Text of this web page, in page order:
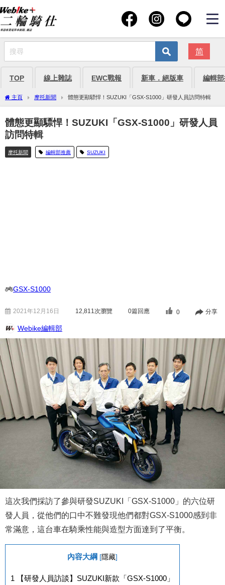
简
TOP 線上雜誌 EWC戰報 新車．絕版車 編輯
主頁 摩托新聞 體態更顯驃悍！SUZUKI「GSX-S1000」研發人員訪問特輯
體態更顯驃悍！SUZUKI「GSX-S1000」研發人員
訪問特輯
摩托新聞 編輯部推薦 SUZUKI
GSX-S1000
2021年12月16日 12,811 次瀏覽 0篇回應 0 分享
Webike編輯部
這次我們採訪了參與研發SUZUKI「GSX-S1000」的六位研
發人員，從他們的口中不難發現他們都對GSX-S1000感到非
常滿意，這台車在騎乘性能與造型方面達到了平衡。
內容大綱 [隱藏]
1 【研發人員訪談】SUZUKI新款「GSX-S1000」